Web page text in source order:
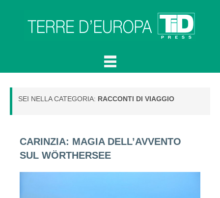
SEI NELLA CATEGORIA: RACCONTI DI VIAGGIO
CARINZIA: MAGIA DELL’AVVENTO
SUL WÖRTHERSEE